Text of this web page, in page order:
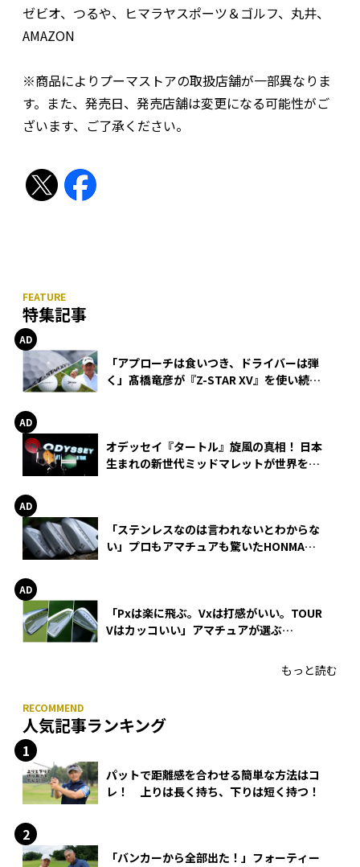
ゼビオ、つるや、ヒマラヤスポーツ＆ゴルフ、丸井、
AMAZON
※商品によりプーマストアの取扱店舗が一部異なりま
す。また、発売日、発売店舗は変更になる可能性がご
ざいます、ご了承ください。
特集記事
「アプローチは食いつき、ドライバーは弾
く」髙橋竜彦が『Z-STAR XV』を使い続け
オデッセイ『タートル』旋風の真相！ 日本
生まれの新世代ミッドマレットが世界を席
「ステンレスなのは言われないとわからな
い」プロもアマチュアも驚いたHONMA
「Pxは楽に飛ぶ。Vxは打感がいい。TOUR
Vはカッコいい」アマチュアが選ぶ
もっと読む
人気記事ランキング
パットで距離感を合わせる簡単な方法はコ
レ！ 上りは長く持ち、下りは短く持つ！
「バンカーから全部出た！」フォーティー